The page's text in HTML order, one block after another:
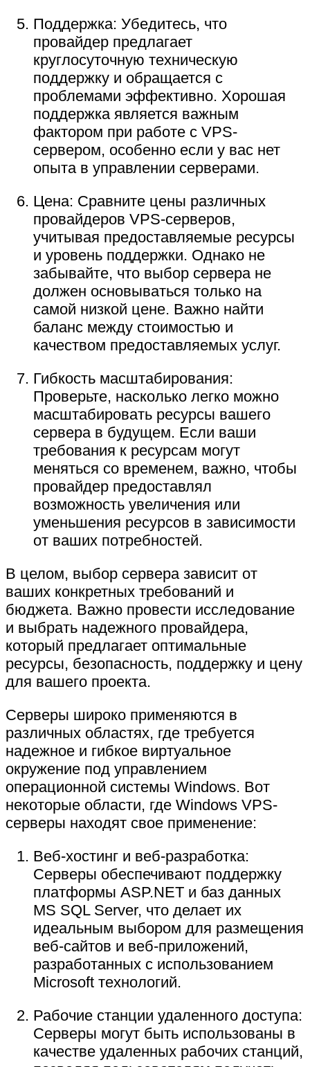
Поддержка: Убедитесь, что
провайдер предлагает
круглосуточную техническую
поддержку и обращается с
проблемами эффективно. Хорошая
поддержка является важным
фактором при работе с VPS-
сервером, особенно если у вас нет
опыта в управлении серверами.
Цена: Сравните цены различных
провайдеров VPS-серверов,
учитывая предоставляемые ресурсы
и уровень поддержки. Однако не
забывайте, что выбор сервера не
должен основываться только на
самой низкой цене. Важно найти
баланс между стоимостью и
качеством предоставляемых услуг.
Гибкость масштабирования:
Проверьте, насколько легко можно
масштабировать ресурсы вашего
сервера в будущем. Если ваши
требования к ресурсам могут
меняться со временем, важно, чтобы
провайдер предоставлял
возможность увеличения или
уменьшения ресурсов в зависимости
от ваших потребностей.
В целом, выбор сервера зависит от
ваших конкретных требований и
бюджета. Важно провести исследование
и выбрать надежного провайдера,
который предлагает оптимальные
ресурсы, безопасность, поддержку и цену
для вашего проекта.
Серверы широко применяются в
различных областях, где требуется
надежное и гибкое виртуальное
окружение под управлением
операционной системы Windows. Вот
некоторые области, где Windows VPS-
серверы находят свое применение:
Веб-хостинг и веб-разработка:
Серверы обеспечивают поддержку
платформы ASP.NET и баз данных
MS SQL Server, что делает их
идеальным выбором для размещения
веб-сайтов и веб-приложений,
разработанных с использованием
Microsoft технологий.
Рабочие станции удаленного доступа:
Серверы могут быть использованы в
качестве удаленных рабочих станций,